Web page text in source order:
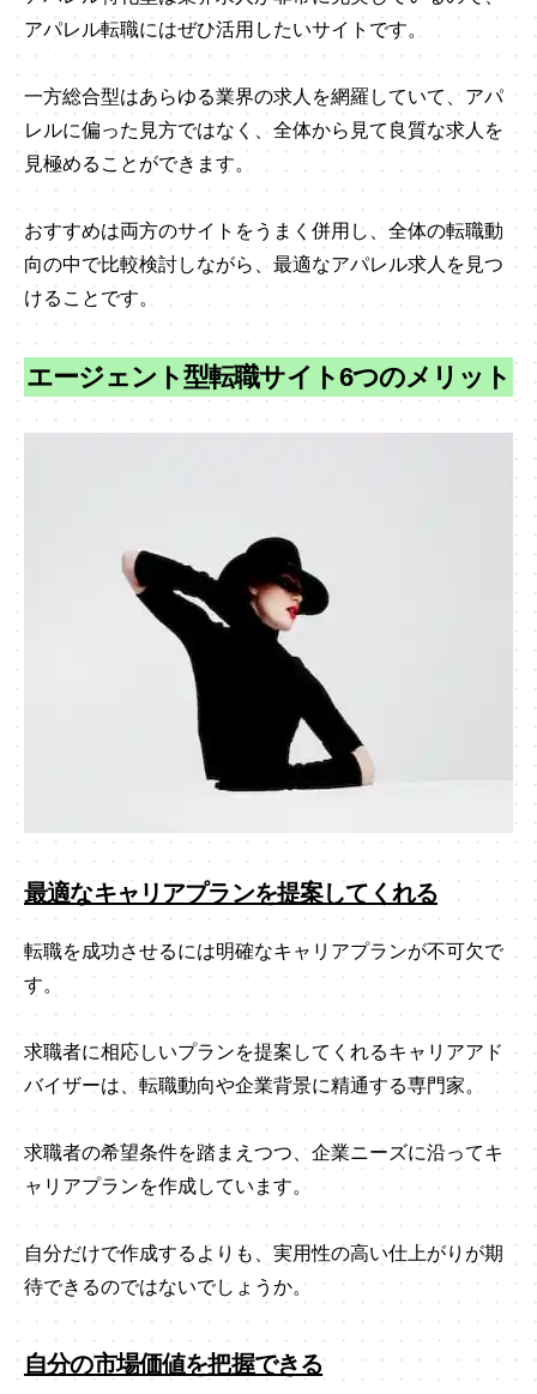
アパレル転職にはぜひ活用したいサイトです。
一方総合型はあらゆる業界の求人を網羅していて、アパ
レルに偏った見方ではなく、全体から見て良質な求人を
見極めることができます。
おすすめは両方のサイトをうまく併用し、全体の転職動
向の中で比較検討しながら、最適なアパレル求人を見つ
けることです。
エージェント型転職サイト6つのメリット
最適なキャリアプランを提案してくれる
転職を成功させるには明確なキャリアプランが不可欠で
す。
求職者に相応しいプランを提案してくれるキャリアアド
バイザーは、転職動向や企業背景に精通する専門家。
求職者の希望条件を踏まえつつ、企業ニーズに沿ってキ
ャリアプランを作成しています。
自分だけで作成するよりも、実用性の高い仕上がりが期
待できるのではないでしょうか。
自分の市場価値を把握できる